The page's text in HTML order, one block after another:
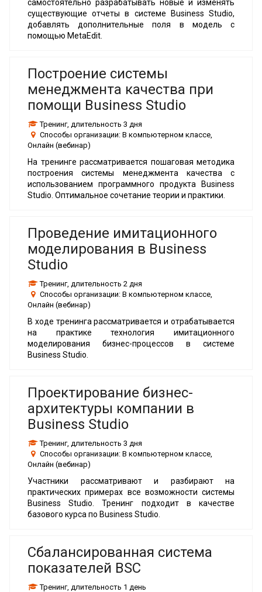
самостоятельно разрабатывать новые и изменять
существующие отчеты в системе Business Studio,
добавлять дополнительные поля в модель с
помощью MetaEdit.
Построение системы
менеджмента качества при
помощи Business Studio
Тренинг, длительность 3 дня
Способы организации: В компьютерном классе,
Онлайн (вебинар)
На тренинге рассматривается пошаговая методика
построения системы менеджмента качества с
использованием программного продукта Business
Studio. Оптимальное сочетание теории и практики.
Проведение имитационного
моделирования в Business
Studio
Тренинг, длительность 2 дня
Способы организации: В компьютерном классе,
Онлайн (вебинар)
В ходе тренинга рассматривается и отрабатывается
на практике технология имитационного
моделирования бизнес-процессов в системе
Business Studio.
Проектирование бизнес-
архитектуры компании в
Business Studio
Тренинг, длительность 3 дня
Способы организации: В компьютерном классе,
Онлайн (вебинар)
Участники рассматривают и разбирают на
практических примерах все возможности системы
Business Studio. Тренинг подходит в качестве
базового курса по Business Studio.
Сбалансированная система
показателей BSC
Тренинг, длительность 1 день